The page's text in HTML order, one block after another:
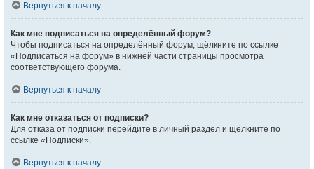
Вернуться к началу
Как мне подписаться на определённый форум?
Чтобы подписаться на определённый форум, щёлкните по ссылке
«Подписаться на форум» в нижней части страницы просмотра
соответствующего форума.
Вернуться к началу
Как мне отказаться от подписки?
Для отказа от подписки перейдите в личный раздел и щёлкните по
ссылке «Подписки».
Вернуться к началу